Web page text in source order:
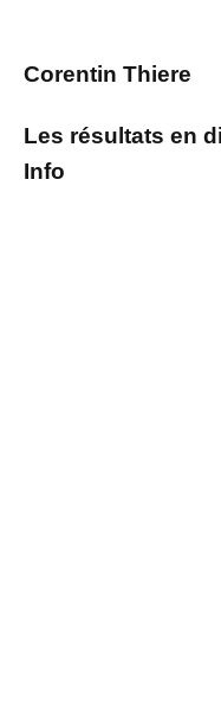
Corentin Thiere
Les résultats en
Info